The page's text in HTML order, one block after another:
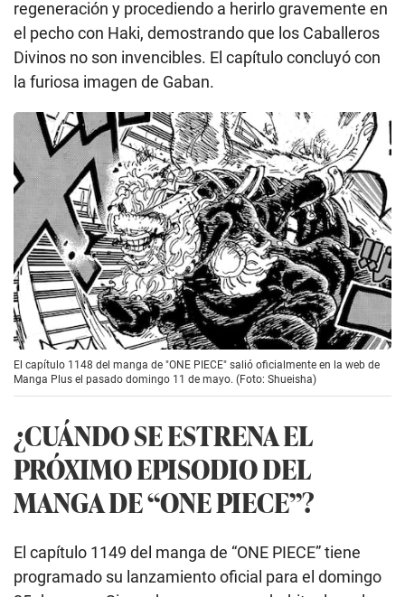
regeneración y procediendo a herirlo gravemente en
el pecho con Haki, demostrando que los Caballeros
Divinos no son invencibles. El capítulo concluyó con
la furiosa imagen de Gaban.
El capítulo 1148 del manga de "ONE PIECE" salió oficialmente en la web de
Manga Plus el pasado domingo 11 de mayo. (Foto: Shueisha)
¿CUÁNDO SE ESTRENA EL
PRÓXIMO EPISODIO DEL
MANGA DE “ONE PIECE”?
El capítulo 1149 del manga de “ONE PIECE” tiene
programado su lanzamiento oficial para el domingo